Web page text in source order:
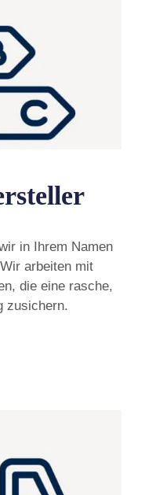
in Ihrem Namen
arbeiten mit
die eine rasche,
zusichern.